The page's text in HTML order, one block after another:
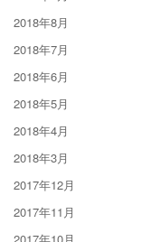
2018年8月
2018年7月
2018年6月
2018年5月
2018年4月
2018年3月
2017年12月
2017年11月